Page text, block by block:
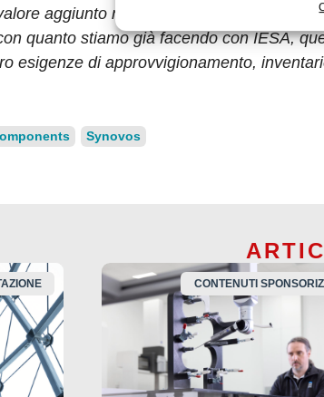
aggiunto nelle Americhe, migliorando
quanto stiamo già facendo con IESA,
esigenze di approvvigionamento,
Synovos
CONTENUTI